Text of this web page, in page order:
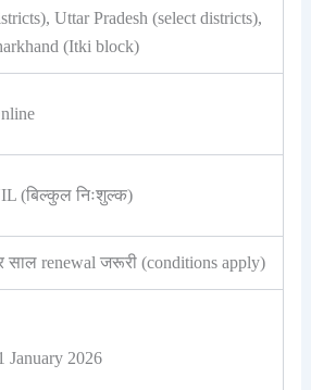
Uttar Pradesh (select districts),
(Itki block)
(बिल्कुल निःशुल्क)
साल renewal जरूरी (conditions apply)
January 2026